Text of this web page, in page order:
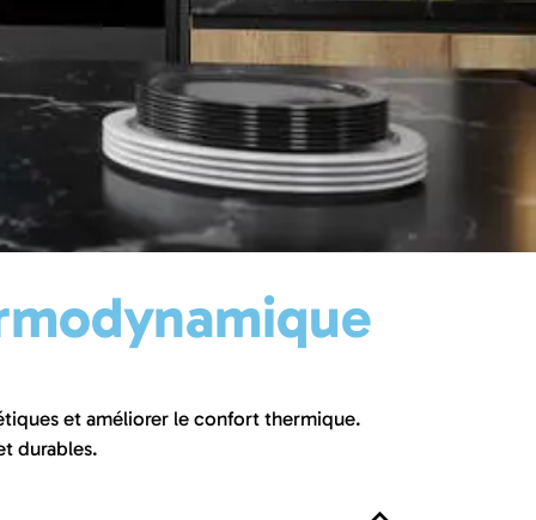
et améliorer le confort thermique.
durables.